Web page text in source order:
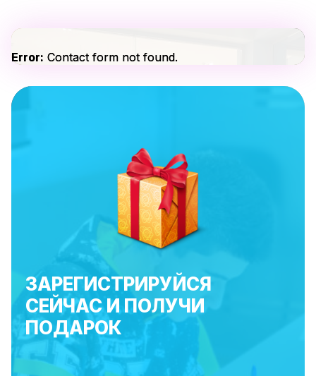
Error: Contact form not found.
ЗАРЕГИСТРИРУЙСЯ
СЕЙЧАС И ПОЛУЧИ
ПОДАРОК